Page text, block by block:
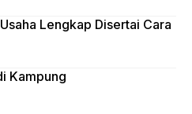
Lengkap Disertai Cara
Kampung